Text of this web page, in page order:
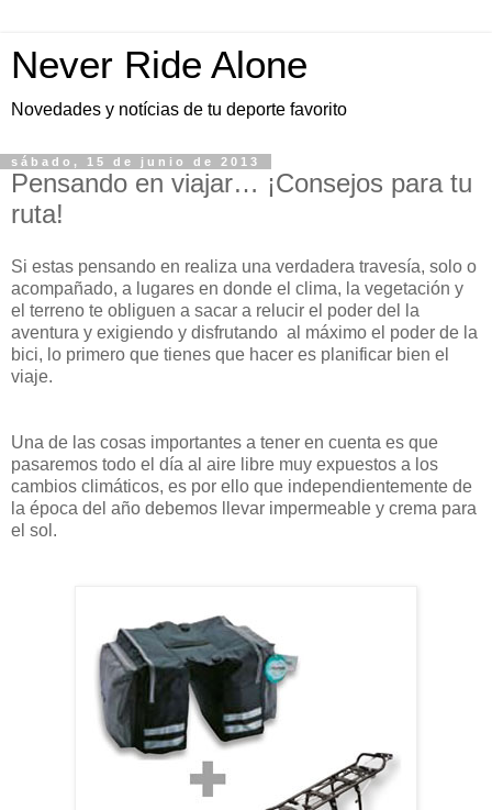
Never Ride Alone
Novedades y notícias de tu deporte favorito
sábado, 15 de junio de 2013
Pensando en viajar… ¡Consejos para tu
ruta!
Si estas pensando en realiza una verdadera travesía, solo o
acompañado, a lugares en donde el clima, la vegetación y
el terreno te obliguen a sacar a relucir el poder del la
aventura y exigiendo y disfrutando al máximo el poder de la
bici, lo primero que tienes que hacer es planificar bien el
viaje.
Una de las cosas importantes a tener en cuenta es que
pasaremos todo el día al aire libre muy expuestos a los
cambios climáticos, es por ello que independientemente de
la época del año debemos llevar impermeable y crema para
el sol.